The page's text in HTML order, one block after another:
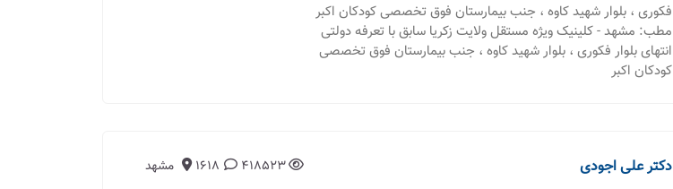
فکوری ، بلوار شهید کاوه ، جنب بیمارستان فوق تخصصی کودکان اکبر
مطب: مشهد - کلینیک ویژه مستقل ولایت زکریا سابق با تعرفه دولتی
انتهای بلوار فکوری ، بلوار شهید کاوه ، جنب بیمارستان فوق تخصصی
کودکان اکبر
دکتر علی اجودی
418523
1618 مشهد